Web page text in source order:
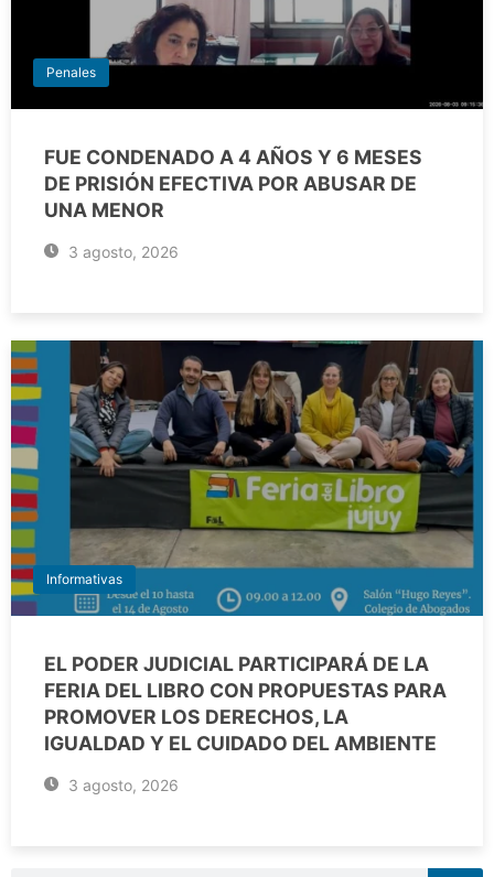
Penales
FUE CONDENADO A 4 AÑOS Y 6 MESES
DE PRISIÓN EFECTIVA POR ABUSAR DE
UNA MENOR
3 agosto, 2026
Informativas
EL PODER JUDICIAL PARTICIPARÁ DE LA
FERIA DEL LIBRO CON PROPUESTAS PARA
PROMOVER LOS DERECHOS, LA
IGUALDAD Y EL CUIDADO DEL AMBIENTE
3 agosto, 2026